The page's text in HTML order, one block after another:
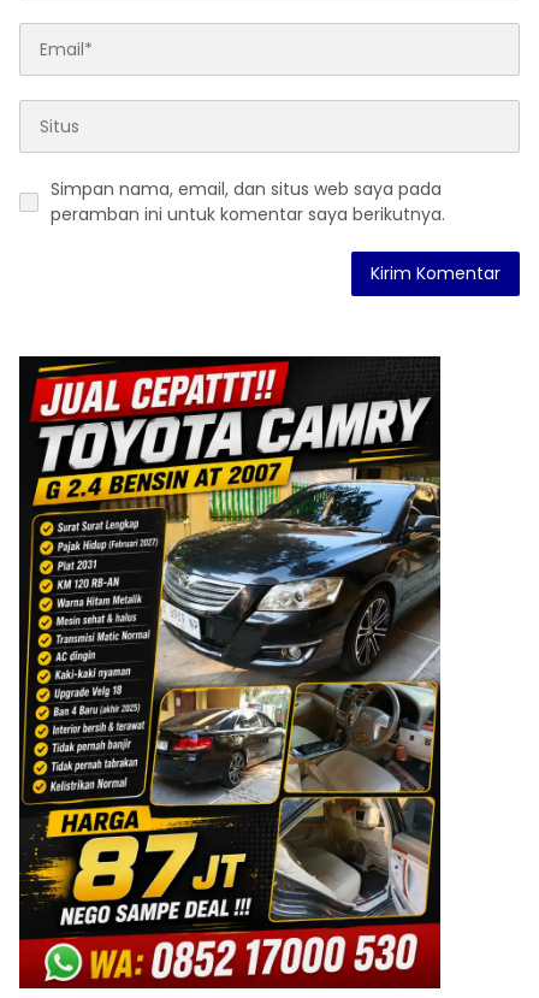
Simpan nama, email, dan situs web saya pada
peramban ini untuk komentar saya berikutnya.